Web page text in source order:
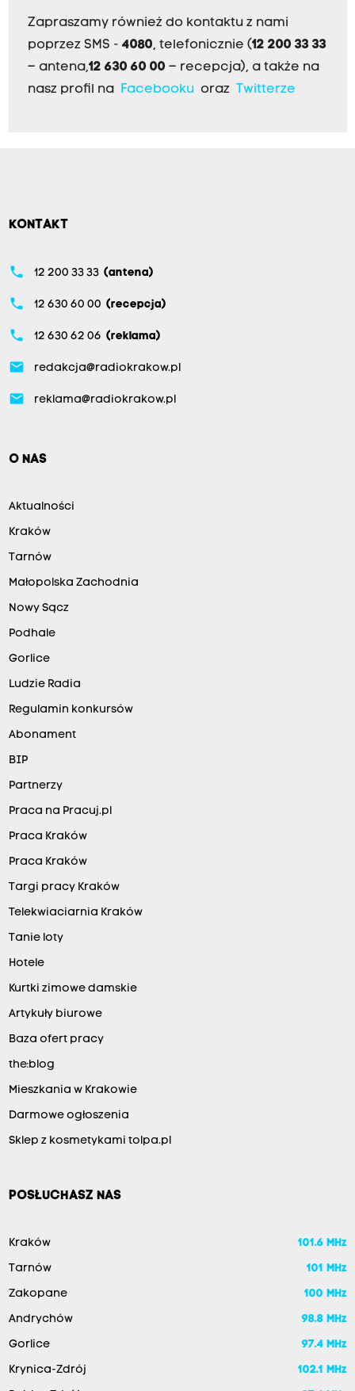
Zapraszamy również do kontaktu z nami
poprzez SMS - 4080, telefonicznie (12 200 33 33
– antena,12 630 60 00 – recepcja), a także na
nasz profil na
Facebookuoraz Twitterze
KONTAKT
phone 12 200 33 33 (antena)
phone 12 630 60 00 (recepcja)
phone 12 630 62 06 (reklama)
email redakcja@radiokrakow.pl
email reklama@radiokrakow.pl
O NAS
Aktualności
Kraków
Tarnów
Małopolska Zachodnia
Nowy Sącz
Podhale
Gorlice
Ludzie Radia
Regulamin konkursów
Abonament
BIP
Partnerzy
Praca na Pracuj.pl
Praca Kraków
Praca Kraków
Targi pracy Kraków
Telekwiaciarnia Kraków
Tanie loty
Hotele
Kurtki zimowe damskie
Artykuły biurowe
Baza ofert pracy
the:blog
Mieszkania w Krakowie
Darmowe ogłoszenia
Sklep z kosmetykami tolpa.pl
POSŁUCHASZ NAS
Kraków 101.6 MHz
Tarnów 101 MHz
Zakopane 100 MHz
Andrychów 98.8 MHz
Gorlice 97.4 MHz
Krynica-Zdrój 102.1 MHz